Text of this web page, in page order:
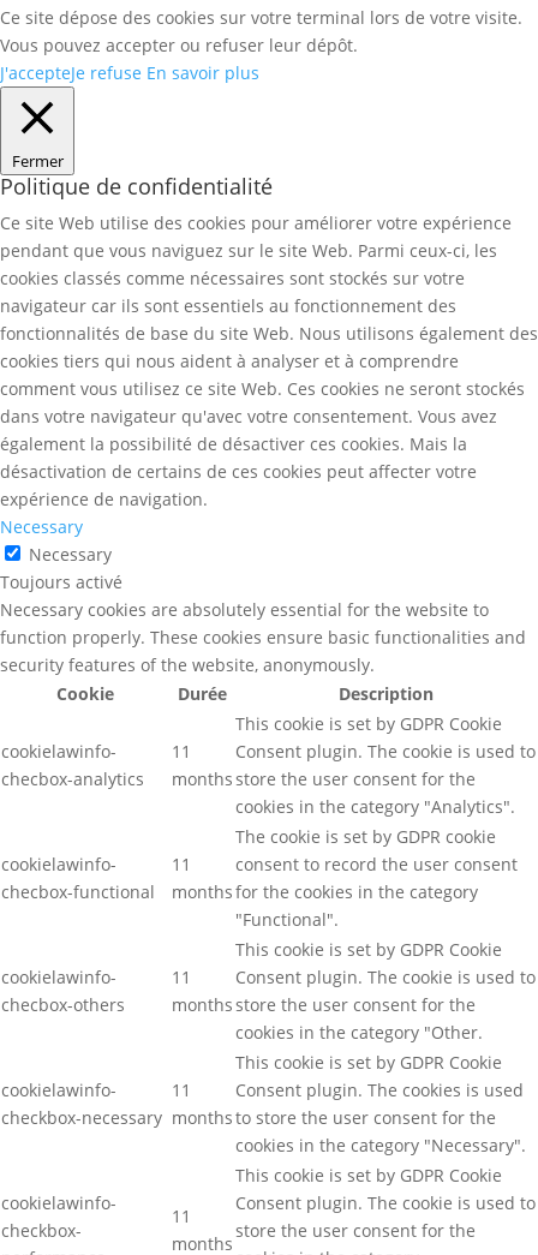
Ce site dépose des cookies sur votre terminal lors de votre visite.
Vous pouvez accepter ou refuser leur dépôt.
J'accepteJe refuse En savoir plus
Fermer
Politique de confidentialité
Ce site Web utilise des cookies pour améliorer votre expérience
pendant que vous naviguez sur le site Web. Parmi ceux-ci, les
cookies classés comme nécessaires sont stockés sur votre
navigateur car ils sont essentiels au fonctionnement des
fonctionnalités de base du site Web. Nous utilisons également des
cookies tiers qui nous aident à analyser et à comprendre
comment vous utilisez ce site Web. Ces cookies ne seront stockés
dans votre navigateur qu'avec votre consentement. Vous avez
également la possibilité de désactiver ces cookies. Mais la
désactivation de certains de ces cookies peut affecter votre
expérience de navigation.
Necessary
Necessary
Toujours activé
Necessary cookies are absolutely essential for the website to
function properly. These cookies ensure basic functionalities and
security features of the website, anonymously.
Cookie
Durée Description
cookielawinfo-
checbox-analytics
11
months
This cookie is set by GDPR Cookie
Consent plugin. The cookie is used to
store the user consent for the
cookies in the category "Analytics".
cookielawinfo-
checbox-functional
11
months
The cookie is set by GDPR cookie
consent to record the user consent
for the cookies in the category
"Functional".
cookielawinfo-
checbox-others
11
months
This cookie is set by GDPR Cookie
Consent plugin. The cookie is used to
store the user consent for the
cookies in the category "Other.
cookielawinfo-
checkbox-necessary
11
months
This cookie is set by GDPR Cookie
Consent plugin. The cookies is used
to store the user consent for the
cookies in the category "Necessary".
cookielawinfo-
checkbox-
11
months
This cookie is set by GDPR Cookie
Consent plugin. The cookie is used to
store the user consent for the